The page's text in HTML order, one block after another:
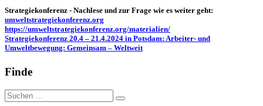
Strategiekonferenz - Nachlese und zur Frage wie es weiter geht:
umweltstrategiekonferenz.org
https://umweltstrategiekonferenz.org/materialien/
Strategiekonferenz 20.4 – 21.4.2024 in Potsdam: Arbeiter- und
Umweltbewegung: Gemeinsam – Weltweit
Finde
Suche